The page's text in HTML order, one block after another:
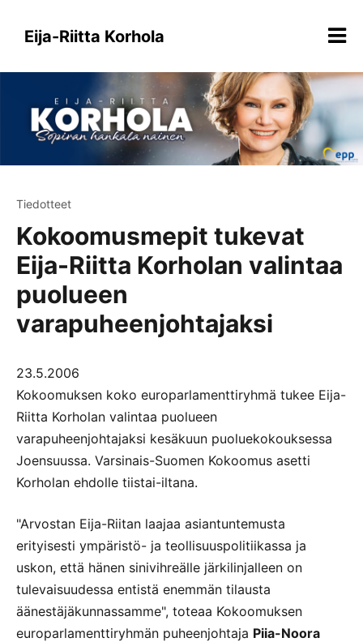
sisältöönEija-Riitta Korhola
Tiedotteet
Kokoomusmepit tukevat
Eija-Riitta Korholan valintaa
puolueen
varapuheenjohtajaksi
23.5.2006
Kokoomuksen koko europarlamenttiryhmä tukee Eija-
Riitta Korholan valintaa puolueen
varapuheenjohtajaksi kesäkuun puoluekokouksessa
Joensuussa. Varsinais-Suomen Kokoomus asetti
Korholan ehdolle tiistai-iltana.
"Arvostan Eija-Riitan laajaa asiantuntemusta
erityisesti ympäristö- ja teollisuuspolitiikassa ja
uskon, että hänen sinivihreälle järkilinjalleen on
tulevaisuudessa entistä enemmän tilausta
äänestäjäkunnassamme", toteaa Kokoomuksen
europarlamenttiryhmän puheenjohtaja Piia-Noora